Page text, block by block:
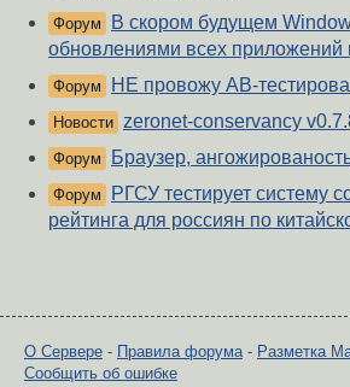
Форум
В скором будущем
обновлениями всех приложений
Форум НЕ провожу AB-
Новости zeronet-conservancy
Форум Браузер,
Форум
РГСУ тестирует систему
рейтинга для россиян по
О Сервере - Правила форума - Разметка
Сообщить об ошибке